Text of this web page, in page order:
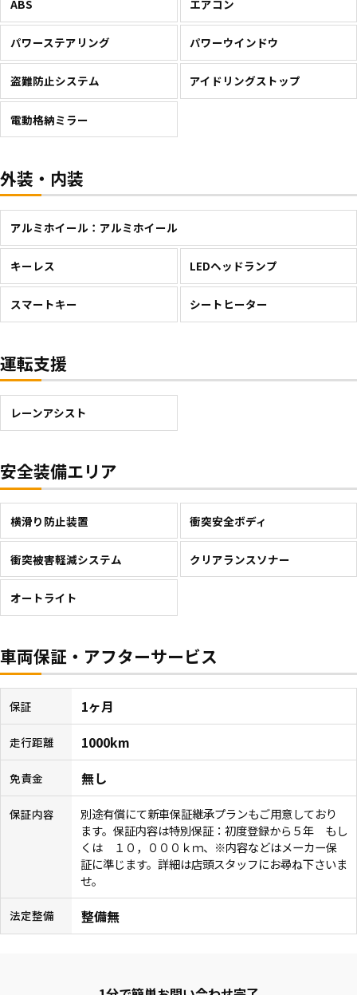
ABS エアコン
パワーステアリング パワーウインドウ
盗難防止システム アイドリングストップ
電動格納ミラー
外装・内装
アルミホイール：アルミホイール
キーレス LEDヘッドランプ
スマートキー シートヒーター
運転支援
レーンアシスト
安全装備エリア
横滑り防止装置 衝突安全ボディ
衝突被害軽減システム クリアランスソナー
オートライト
車両保証・アフターサービス
保証 1ヶ月
走行距離 1000km
免責金 無し
保証内容
別途有償にて新車保証継承プランもご用意しており
ます。保証内容は特別保証：初度登録から５年 もし
くは １０，０００ｋｍ、※内容などはメーカー保
証に準じます。詳細は店頭スタッフにお尋ね下さいま
せ。
法定整備 整備無